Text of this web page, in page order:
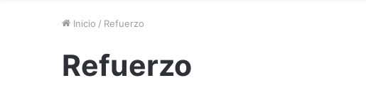
Inicio / Refuerzo
Refuerzo